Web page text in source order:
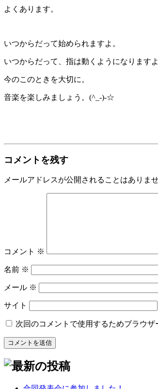
よくあります。
いつからだって始められますよ。
いつからだって、指は動くようになりますよ
今のこのときを大切に。
音楽を楽しみましょう。(^_-)-☆
コメントを残す
メールアドレスが公開されることはありませ
コメント ※
名前 ※
メール ※
サイト
次回のコメントで使用するためブラウ